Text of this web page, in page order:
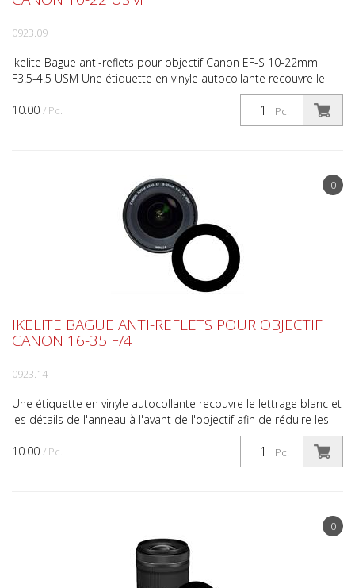
10.00 / Pc. Pc.
0923.09
Ikelite Bague anti-reflets pour objectif Canon EF-S 10-22mm
F3.5-4.5 USM Une étiquette en vinyle autocollante recouvre le
lettrage blanc et les détails de la bague à l'av...
0
10.00 / Pc. Pc.
IKELITE BAGUE ANTI-REFLETS POUR OBJECTIF
CANON 16-35 F/4
0923.14
Une étiquette en vinyle autocollante recouvre le lettrage blanc et
les détails de l'anneau à l'avant de l'objectif afin de réduire les
0